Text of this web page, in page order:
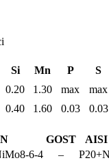
Si Mn P S
0.20 1.30 max max
0.40 1.60 0.03 0.03
GOST
AISI
6-4 –